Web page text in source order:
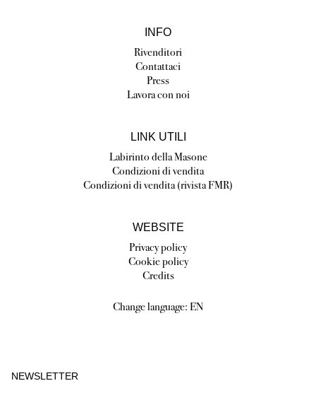
INFO
Rivenditori
Contattaci
Press
Lavora con noi
LINK UTILI
Labirinto della Masone
Condizioni di vendita
Condizioni di vendita (rivista FMR)
WEBSITE
Privacy policy
Cookie policy
Credits
Change language: EN
NEWSLETTER